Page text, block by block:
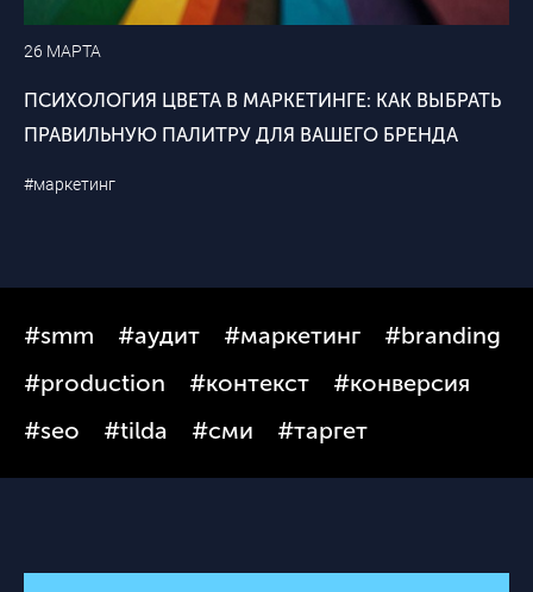
26 МАРТА
ПСИХОЛОГИЯ ЦВЕТА В МАРКЕТИНГЕ: КАК ВЫБРАТЬ
ПРАВИЛЬНУЮ ПАЛИТРУ ДЛЯ ВАШЕГО БРЕНДА
#маркетинг
#smm #аудит #маркетинг
#branding
#production
#контекст
#конверсия
#seo
#tilda #сми #таргет